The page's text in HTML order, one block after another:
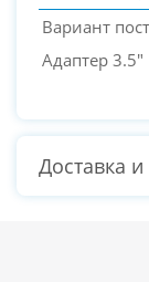
Вариант
Адаптер 3.5"
Доставка и